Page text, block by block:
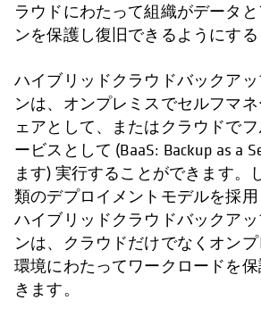
ラウドにわたって組織がデータ
ンを保護し復旧できるようにする
ハイブリッドクラウドバックア
ンは、オンプレミスでセルフマ
ェアとして、またはクラウドで
ービスとして (BaaS: Backup as a
ます) 実行することができます。
類のデプロイメントモデルを採用
ハイブリッドクラウドバックア
ンは、クラウドだけでなくオン
環境にわたってワークロードを
きます。